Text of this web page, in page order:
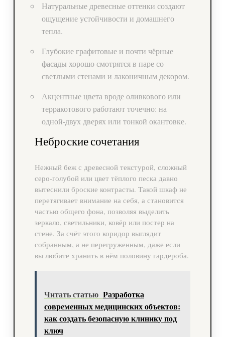
Натуральные древесные оттенки создают
ощущение устойчивости и домашнего
тепла.
Глубокие графитовые и почти чёрные
фасады хорошо смотрятся в паре со
светлыми стенами и лаконичным декором.
Акцентные цвета вроде оливкового или
терракотового работают точечно: на
одной-двух дверях или тонкой окантовке.
Неброские сочетания
Нежный беж с древесной текстурой, сложный
серо-голубой или цвет тёплого песка давно
вытеснили броские контрасты. Такой шкаф не
перетягивает внимание на себя, а становится
частью общего фона, позволяя выделить
зеркало, светильники, ковёр или постер на
стене. За счёт этого коридор выглядит
собранным, а не перегруженным, даже если
вы любите хранить в нём половину гардероба.
Читать статью Разработка
современных медицинских объектов:
как создать безопасную клинику под
ключ